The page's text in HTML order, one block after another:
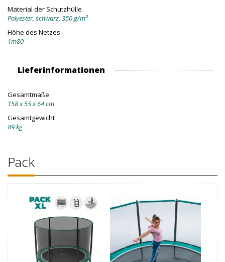
Material der Schutzhülle
Polyester, schwarz, 350 g/m²
Höhe des Netzes
1m80
Lieferinformationen
Gesamtmaße
158 x 55 x 64 cm
Gesamtgewicht
89 kg
Pack